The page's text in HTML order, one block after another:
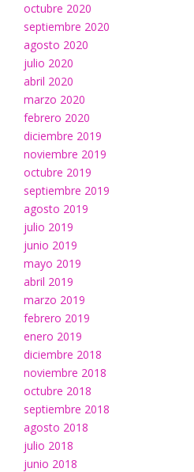
octubre 2020
septiembre 2020
agosto 2020
julio 2020
abril 2020
marzo 2020
febrero 2020
diciembre 2019
noviembre 2019
octubre 2019
septiembre 2019
agosto 2019
julio 2019
junio 2019
mayo 2019
abril 2019
marzo 2019
febrero 2019
enero 2019
diciembre 2018
noviembre 2018
octubre 2018
septiembre 2018
agosto 2018
julio 2018
junio 2018